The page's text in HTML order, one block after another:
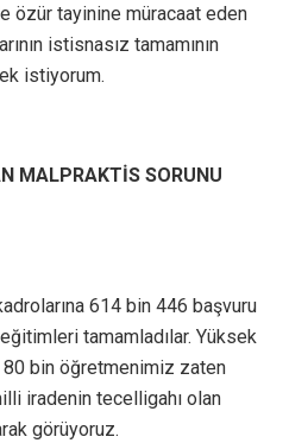
özür tayinine müracaat eden
istisnasız tamamının
istiyorum.
MALPRAKTİS SORUNU
614 bin 446 başvuru
tamamladılar. Yüksek
80 bin öğretmenimiz zaten
iradenin tecelligahı olan
görüyoruz.